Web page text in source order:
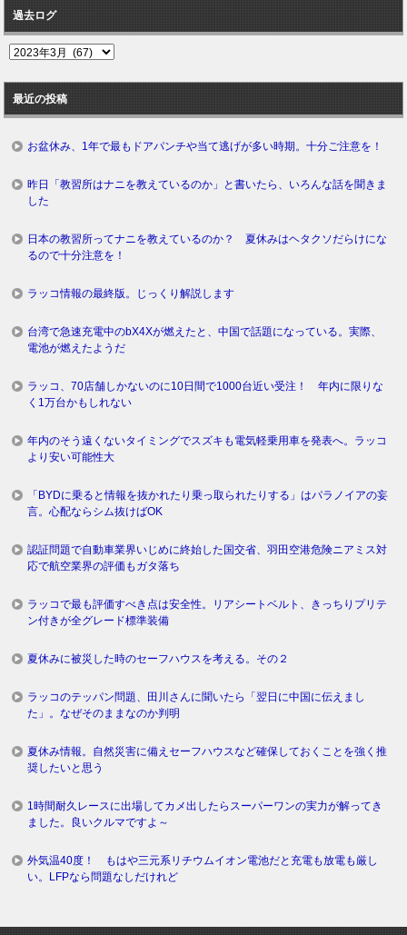
過去ログ
過
ロ
グ
最近の投稿
お盆休み、1年で最もドアパンチや当て逃げが多い時期。十分ご注意を！
昨日「教習所はナニを教えているのか」と書いたら、いろんな話を聞きま
した
日本の教習所ってナニを教えているのか？ 夏休みはヘタクソだらけにな
るので十分注意を！
ラッコ情報の最終版。じっくり解説します
台湾で急速充電中のbX4Xが燃えたと、中国で話題になっている。実際、
電池が燃えたようだ
ラッコ、70店舗しかないのに10日間で1000台近い受注！ 年内に限りな
く1万台かもしれない
年内のそう遠くないタイミングでスズキも電気軽乗用車を発表へ。ラッコ
より安い可能性大
「BYDに乗ると情報を抜かれたり乗っ取られたりする」はパラノイアの妄
言。心配ならシム抜けばOK
認証問題で自動車業界いじめに終始した国交省、羽田空港危険ニアミス対
応で航空業界の評価もガタ落ち
ラッコで最も評価すべき点は安全性。リアシートベルト、きっちりプリテ
ン付きが全グレード標準装備
夏休みに被災した時のセーフハウスを考える。その２
ラッコのテッパン問題、田川さんに聞いたら「翌日に中国に伝えまし
た」。なぜそのままなのか判明
夏休み情報。自然災害に備えセーフハウスなど確保しておくことを強く推
奨したいと思う
1時間耐久レースに出場してカメ出したらスーパーワンの実力が解ってき
ました。良いクルマですよ～
外気温40度！ もはや三元系リチウムイオン電池だと充電も放電も厳し
い。LFPなら問題なしだけれど